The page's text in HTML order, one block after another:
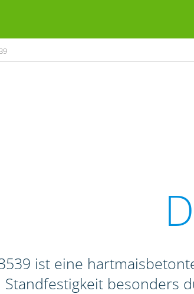
ist eine
Standfestigkeit besonders